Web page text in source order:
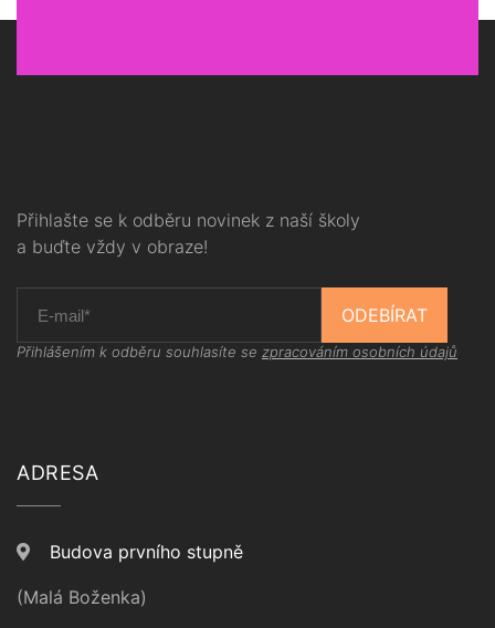
Přihlašte se k odběru novinek z naší školy
a buďte vždy v obraze!
ODEBÍRAT
Přihlášením k odběru souhlasíte se zpracováním osobních údajů
ADRESA
Budova prvního stupně
(Malá Boženka)